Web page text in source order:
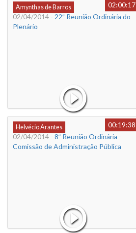
Amynthas de Barros
02:00:17
02/04/2014 - 22ª Reunião Ordinária do
Plenário
Helvécio Arantes
00:19:38
02/04/2014 - 8ª Reunião Ordinária -
Comissão de Administração Pública